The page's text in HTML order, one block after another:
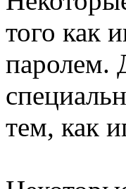
того как
паролем.
тем, как